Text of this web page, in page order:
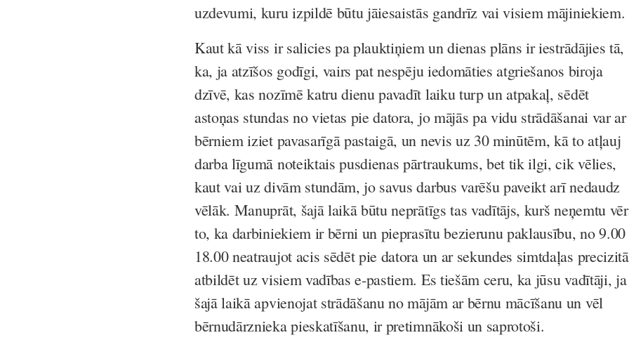
uzdevumi, kuru izpildē būtu jāiesaistās gandrīz vai visiem mājiniekiem.
Kaut kā viss ir salicies pa plauktiņiem un dienas plāns ir iestrādājies tā,
ka, ja atzīšos godīgi, vairs pat nespēju iedomāties atgriešanos biroja
dzīvē, kas nozīmē katru dienu pavadīt laiku turp un atpakaļ, sēdēt
astoņas stundas no vietas pie datora, jo mājās pa vidu strādāšanai var ar
bērniem iziet pavasarīgā pastaigā, un nevis uz 30 minūtēm, kā to atļauj
darba līgumā noteiktais pusdienas pārtraukums, bet tik ilgi, cik vēlies,
kaut vai uz divām stundām, jo savus darbus varēšu paveikt arī nedaudz
vēlāk. Manuprāt, šajā laikā būtu neprātīgs tas vadītājs, kurš neņemtu
to, ka darbiniekiem ir bērni un pieprasītu bezierunu paklausību, no
18.00 neatraujot acis sēdēt pie datora un ar sekundes simtdaļas
atbildēt uz visiem vadības e-pastiem. Es tiešām ceru, ka jūsu vadītāji, ja
šajā laikā apvienojat strādāšanu no mājām ar bērnu mācīšanu un vēl
bērnudārznieka pieskatīšanu, ir pretimnākoši un saprotoši.